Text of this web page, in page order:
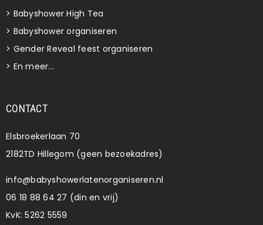
> Babyshower High Tea
> Babyshower organiseren
> Gender Reveal feest organiseren
> En meer...
CONTACT
Elsbroekerlaan 70
2182TD Hillegom (geen bezoekadres)
info@babyshowerlatenorganiseren.nl
06 18 88 64 27 (din en vrij)
KvK: 5262 5559